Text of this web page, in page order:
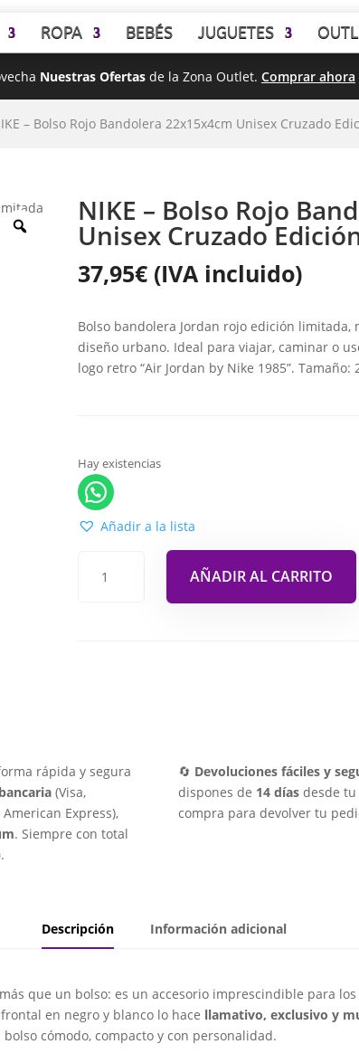
ROPA BEBÉS JUGUETES
Nuestras Ofertas de la Zona Outlet. Comprar ahora
– Bolso Rojo Bandolera 22x15x4cm Unisex Cruzado
NIKE – Bolso Rojo
Unisex Cruzado
37,95€ (IVA incluido)
Bolso bandolera Jordan rojo edición limitada,
diseño urbano. Ideal para viajar, caminar o
logo retro “Air Jordan by Nike 1985”. Tamaño:
Hay existencias
Añadir a la lista
AÑADIR AL CARRITO
rápida y segura
(Visa,
Express),
. Siempre con total
🔄 Devoluciones fáciles y
dispones de 14 días desde tu
compra para devolver tu
Descripción Información adicional
que un bolso: es un accesorio imprescindible para
en negro y blanco lo hace llamativo, exclusivo y
cómodo, compacto y con personalidad.